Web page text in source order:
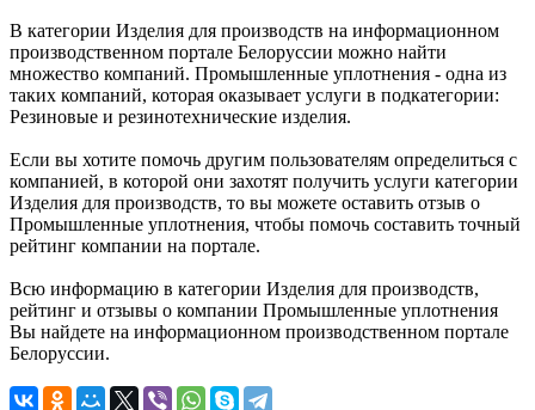
В категории Изделия для производств на информационном
производственном портале Белоруссии можно найти
множество компаний. Промышленные уплотнения - одна из
таких компаний, которая оказывает услуги в подкатегории:
Резиновые и резинотехнические изделия.
Если вы хотите помочь другим пользователям определиться с
компанией, в которой они захотят получить услуги категории
Изделия для производств, то вы можете оставить отзыв о
Промышленные уплотнения, чтобы помочь составить точный
рейтинг компании на портале.
Всю информацию в категории Изделия для производств,
рейтинг и отзывы о компании Промышленные уплотнения
Вы найдете на информационном производственном портале
Белоруссии.